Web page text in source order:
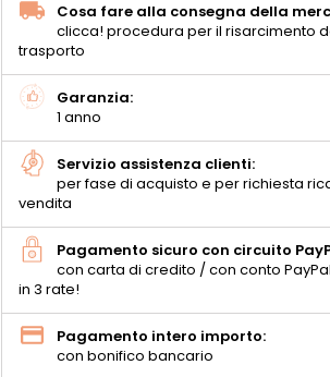
Cosa fare alla consegna della
clicca! procedura per il risarcimento
trasporto
Garanzia:
1 anno
Servizio assistenza clienti:
per fase di acquisto e per richiesta
vendita
Pagamento sicuro con circuito
con carta di credito / con conto
in 3 rate!
Pagamento intero importo:
con bonifico bancario